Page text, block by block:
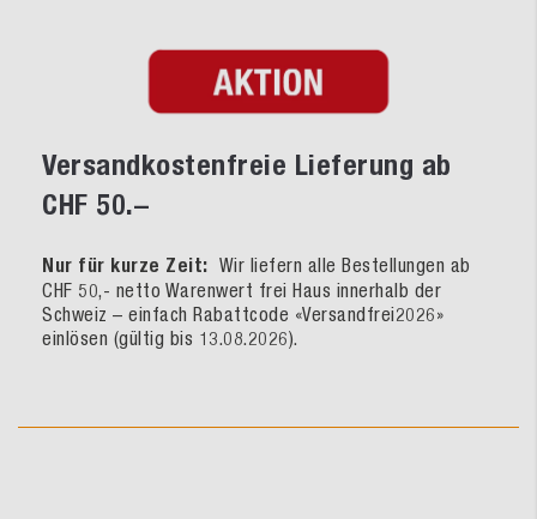
Versandkostenfreie Lieferung ab
CHF 50.–
Nur für kurze Zeit: Wir liefern alle Bestellungen ab
CHF 50,- netto Warenwert frei Haus innerhalb der
Schweiz – einfach Rabattcode «Versandfrei2026»
einlösen (gültig bis 13.08.2026).